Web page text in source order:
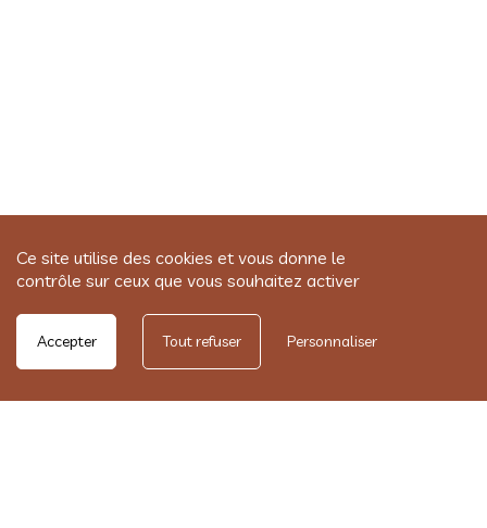
Ce site utilise des cookies et vous donne le
contrôle sur ceux que vous souhaitez activer
Accepter Tout refuser Personnaliser